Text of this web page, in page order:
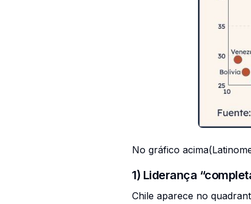
No gráfico
1) Liderança
Chile aparece no